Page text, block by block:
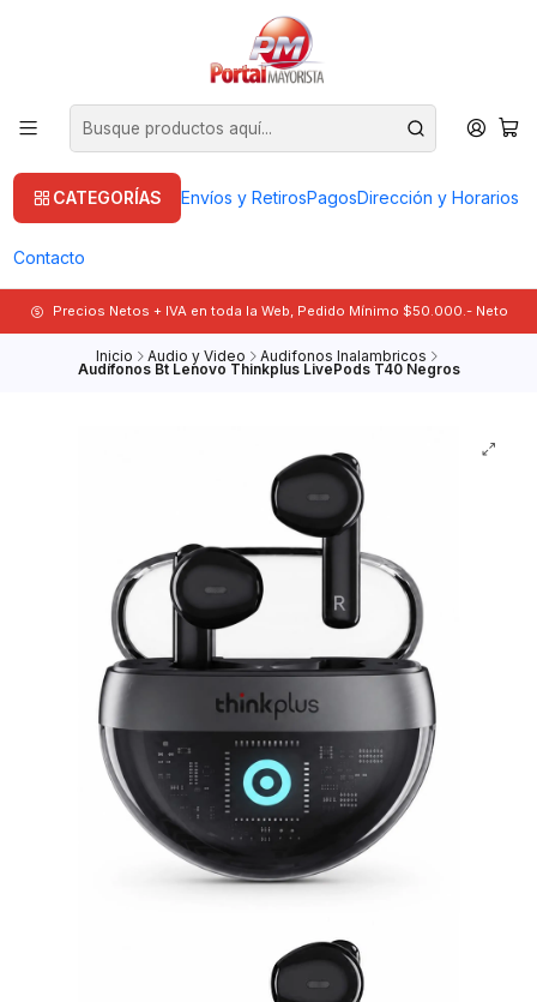
CATEGORÍAS Envíos y RetirosPagosDirección y Horarios
Contacto
Precios Netos + IVA en toda la Web, Pedido Mínimo $50.000.- Neto
Inicio Audio y Video Audifonos Inalambricos
Audífonos Bt Lenovo Thinkplus LivePods T40 Negros